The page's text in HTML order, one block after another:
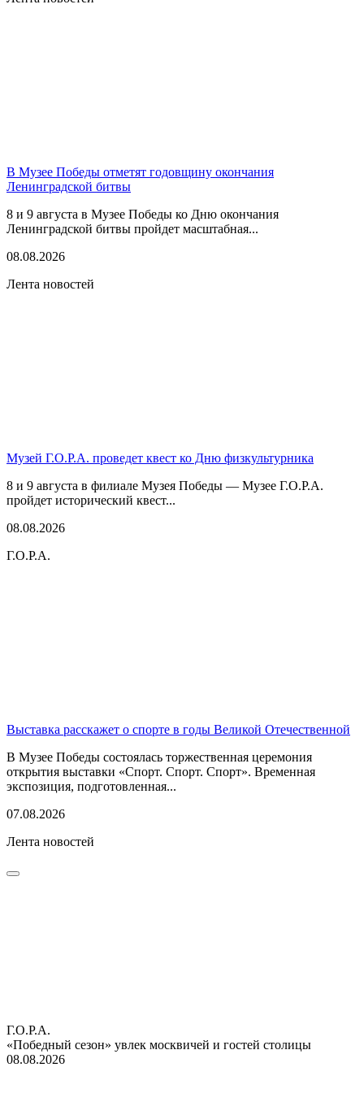
В Музее Победы отметят годовщину окончания
Ленинградской битвы
8 и 9 августа в Музее Победы ко Дню окончания
Ленинградской битвы пройдет масштабная...
08.08.2026
Лента новостей
Музей Г.О.Р.А. проведет квест ко Дню физкультурника
8 и 9 августа в филиале Музея Победы — Музее Г.О.Р.А.
пройдет исторический квест...
08.08.2026
Г.О.Р.А.
Выставка расскажет о спорте в годы Великой Отечественной
В Музее Победы состоялась торжественная церемония
открытия выставки «Спорт. Спорт. Спорт». Временная
экспозиция, подготовленная...
07.08.2026
Лента новостей
Г.О.Р.А.
«Победный сезон» увлек москвичей и гостей столицы
08.08.2026